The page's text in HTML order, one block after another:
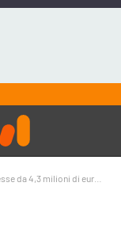
di euro per due impianti fotovoltaici